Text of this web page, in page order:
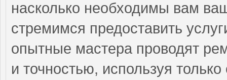
насколько необходимы вам
стремимся предоставить
опытные мастера проводят
и точностью, используя